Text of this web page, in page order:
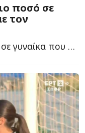
ποσό σε
τον
Η UEFA επιβεβαίωσε πληρωμή σε γυναίκα που φέρεται να ε...